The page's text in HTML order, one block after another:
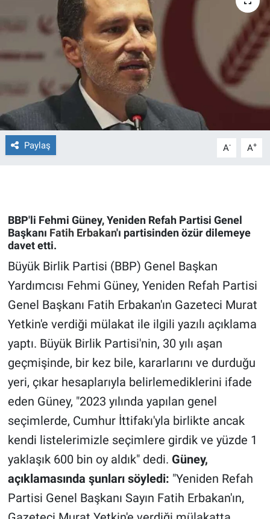
Paylaş A- A+
BBP'li Fehmi Güney, Yeniden Refah Partisi Genel
Başkanı Fatih Erbakan'ı partisinden özür dilemeye
davet etti.
Büyük Birlik Partisi (BBP) Genel Başkan
Yardımcısı Fehmi Güney, Yeniden Refah Partisi
Genel Başkanı Fatih Erbakan'ın Gazeteci Murat
Yetkin'e verdiği mülakat ile ilgili yazılı açıklama
yaptı. Büyük Birlik Partisi'nin, 30 yılı aşan
geçmişinde, bir kez bile, kararlarını ve durduğu
yeri, çıkar hesaplarıyla belirlemediklerini ifade
eden Güney, "2023 yılında yapılan genel
seçimlerde, Cumhur İttifakı'yla birlikte ancak
kendi listelerimizle seçimlere girdik ve yüzde 1
yaklaşık 600 bin oy aldık" dedi. Güney,
açıklamasında şunları söyledi: "Yeniden Refah
Partisi Genel Başkanı Sayın Fatih Erbakan'ın,
Ege'den Esintiler
Eğitim
Eğlence
Ekonomi
Forum
Gün Bitiyor
Gün Ortası
Gündem Özel
Günün görüntüsü
Haber
İlan
Kimdir
Koronavirüs
Kültür Sanat
Ne demişti
İletişim